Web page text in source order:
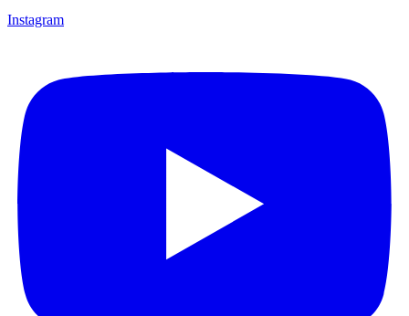
Instagram